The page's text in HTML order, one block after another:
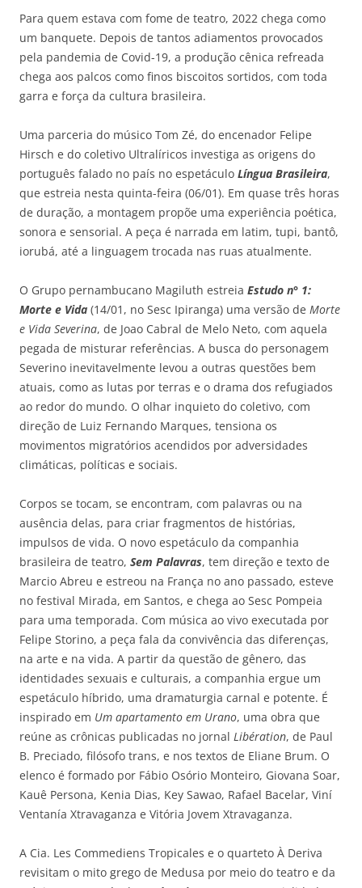
Para quem estava com fome de teatro, 2022 chega como
um banquete. Depois de tantos adiamentos provocados
pela pandemia de Covid-19, a produção cênica refreada
chega aos palcos como finos biscoitos sortidos, com toda
garra e força da cultura brasileira.
Uma parceria do músico Tom Zé, do encenador Felipe
Hirsch e do coletivo Ultralíricos investiga as origens do
português falado no país no espetáculo Língua Brasileira,
que estreia nesta quinta-feira (06/01). Em quase três horas
de duração, a montagem propõe uma experiência poética,
sonora e sensorial. A peça é narrada em latim, tupi, bantô,
iorubá, até a linguagem trocada nas ruas atualmente.
O Grupo pernambucano Magiluth estreia Estudo n° 1:
Morte e Vida (14/01, no Sesc Ipiranga) uma versão de Morte
e Vida Severina, de Joao Cabral de Melo Neto, com aquela
pegada de misturar referências. A busca do personagem
Severino inevitavelmente levou a outras questões bem
atuais, como as lutas por terras e o drama dos refugiados
ao redor do mundo. O olhar inquieto do coletivo, com
direção de Luiz Fernando Marques, tensiona os
movimentos migratórios acendidos por adversidades
climáticas, políticas e sociais.
Corpos se tocam, se encontram, com palavras ou na
ausência delas, para criar fragmentos de histórias,
impulsos de vida. O novo espetáculo da companhia
brasileira de teatro, Sem Palavras, tem direção e texto de
Marcio Abreu e estreou na França no ano passado, esteve
no festival Mirada, em Santos, e chega ao Sesc Pompeia
para uma temporada. Com música ao vivo executada por
Felipe Storino, a peça fala da convivência das diferenças,
na arte e na vida. A partir da questão de gênero, das
identidades sexuais e culturais, a companhia ergue um
espetáculo híbrido, uma dramaturgia carnal e potente. É
inspirado em Um apartamento em Urano, uma obra que
reúne as crônicas publicadas no jornal Libération, de Paul
B. Preciado, filósofo trans, e nos textos de Eliane Brum. O
elenco é formado por Fábio Osório Monteiro, Giovana Soar,
Kauê Persona, Kenia Dias, Key Sawao, Rafael Bacelar, Viní
Ventanía Xtravaganza e Vitória Jovem Xtravaganza.
A Cia. Les Commediens Tropicales e o quarteto À Deriva
revisitam o mito grego de Medusa por meio do teatro e da